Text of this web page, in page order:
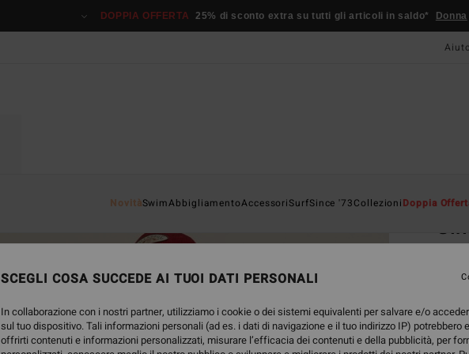
DOPPIA OFFERTA 25% di sconto extra su tutti gli articoli in saldo* Donna
NovitàSwimAbbigliamentoAccessoriSurfSince '73CollezioniDoppia
Colori
SCEGLI COSA SUCCEDE AI TUOI DATI PERSONALI
In collaborazione con i nostri partner, utilizziamo i cookie o dei sistemi equivalenti per salvare e/o
sul tuo dispositivo. Tali informazioni personali (ad es. i dati di navigazione e il tuo indirizzo IP) potrebbero
offrirti contenuti e informazioni personalizzati, misurare l’efficacia dei contenuti e della pubblicità, per